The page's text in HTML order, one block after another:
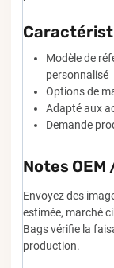
Modèle de
personnalisé
Options de
Adapté aux
Demande
Notes OEM
Envoyez des
estimée, marché
Bags vérifie la
production.